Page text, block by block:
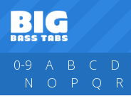
0-9 A B C D
N
O P Q R